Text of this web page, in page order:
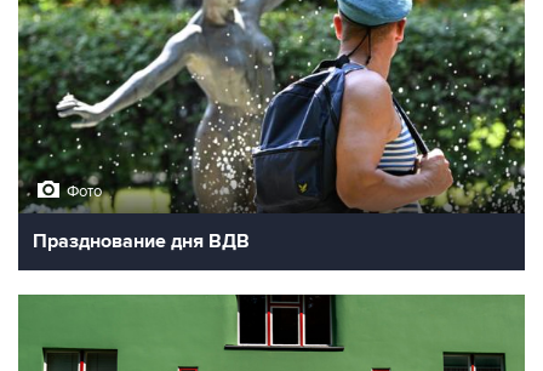
Фото
Празднование дня ВДВ